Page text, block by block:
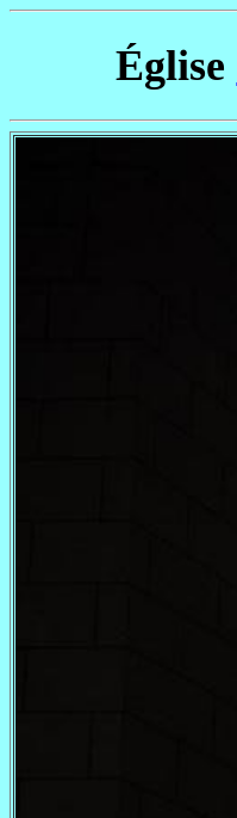
Église